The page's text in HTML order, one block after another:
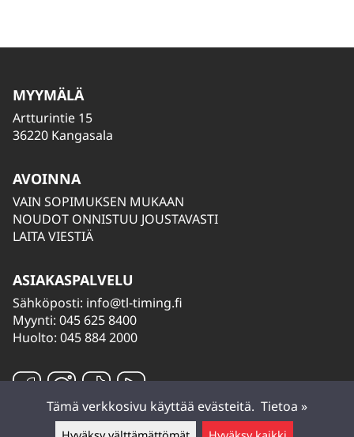
MYYMÄLÄ
Artturintie 15
36220 Kangasala
AVOINNA
VAIN SOPIMUKSEN MUKAAN
NOUDOT ONNISTUU JOUSTAVASTI
LAITA VIESTIÄ
ASIAKASPALVELU
Sähköposti: info@tl-timing.fi
Myynti: 045 625 8400
Huolto: 045 884 2000
Tämä verkkosivu käyttää evästeitä. Tietoa »